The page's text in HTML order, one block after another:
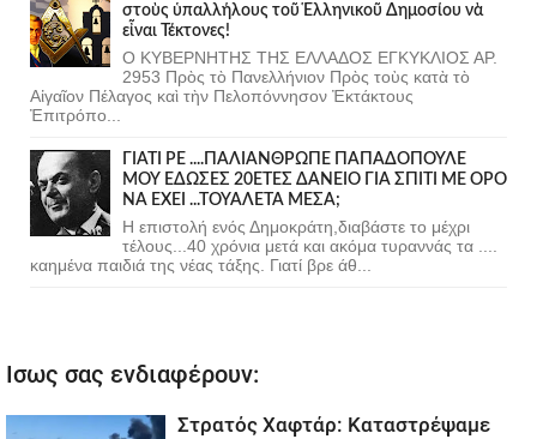
στοὺς ὑπαλλήλους τοῦ Ἑλληνικοῦ Δημοσίου νὰ
εἶναι Τέκτονες!
Ο ΚΥΒΕΡΝΗΤΗΣ ΤΗΣ ΕΛΛΑΔΟΣ ΕΓΚΥΚΛΙΟΣ ΑΡ.
2953 Πρὸς τὸ Πανελλήνιον Πρὸς τοὺς κατὰ τὸ
Αἰγαῖον Πέλαγος καὶ τὴν Πελοπόννησον Ἐκτάκτους
Ἐπιτρόπο...
ΓΙΑΤΙ ΡΕ ....ΠΑΛΙΑΝΘΡΩΠΕ ΠΑΠΑΔΟΠΟΥΛΕ
ΜΟΥ ΕΔΩΣΕΣ 20ΕΤΕΣ ΔΑΝΕΙΟ ΓΙΑ ΣΠΙΤΙ ΜΕ ΟΡΟ
ΝΑ ΕΧΕΙ ...ΤΟΥΑΛΕΤΑ ΜΕΣΑ;
Η επιστολή ενός Δημοκράτη,διαβάστε το μέχρι
τέλους...40 χρόνια μετά και ακόμα τυραννάς τα ....
καημένα παιδιά της νέας τάξης. Γιατί βρε άθ...